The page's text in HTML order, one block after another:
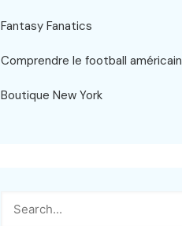
Fantasy Fanatics
Comprendre le football américain
Boutique New York